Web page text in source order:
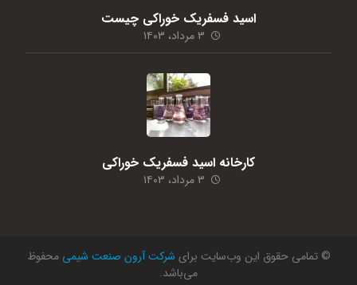
اسید فسفریک خوراکی چیست
۳ مرداد، ۱۴۰۳
کارخانه اسید فسفریک خوراکی
۳ مرداد، ۱۴۰۳
© تمامی حقوق این وب‌سایت برای شرکت آرون صنعت شیمی محفوظ
می‌باشد.